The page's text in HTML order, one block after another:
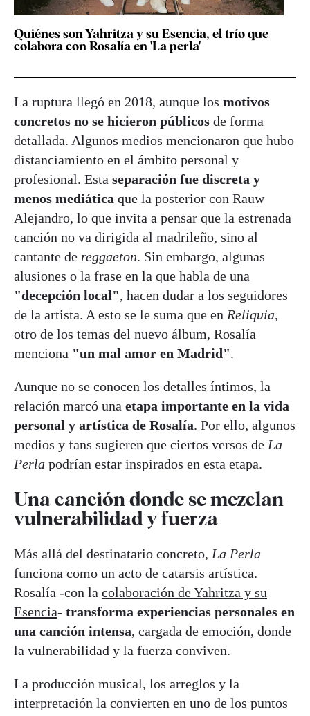
Quiénes son Yahritza y su Esencia, el trío que
colabora con Rosalía en 'La perla'
La ruptura llegó en 2018, aunque los motivos
concretos no se hicieron públicos de forma
detallada. Algunos medios mencionaron que hubo
distanciamiento en el ámbito personal y
profesional. Esta separación fue discreta y
menos mediática que la posterior con Rauw
Alejandro, lo que invita a pensar que la estrenada
canción no va dirigida al madrileño, sino al
cantante de reggaeton. Sin embargo, algunas
alusiones o la frase en la que habla de una
"decepción local", hacen dudar a los seguidores
de la artista. A esto se le suma que en Reliquia,
otro de los temas del nuevo álbum, Rosalía
menciona "un mal amor en Madrid".
Aunque no se conocen los detalles íntimos, la
relación marcó una etapa importante en la vida
personal y artística de Rosalía. Por ello, algunos
medios y fans sugieren que ciertos versos de La
Perla podrían estar inspirados en esta etapa.
Una canción donde se mezclan
vulnerabilidad y fuerza
Más allá del destinatario concreto, La Perla
funciona como un acto de catarsis artística.
Rosalía -con la colaboración de Yahritza y su
Esencia- transforma experiencias personales en
una canción intensa, cargada de emoción, donde
la vulnerabilidad y la fuerza conviven.
La producción musical, los arreglos y la
interpretación la convierten en uno de los puntos